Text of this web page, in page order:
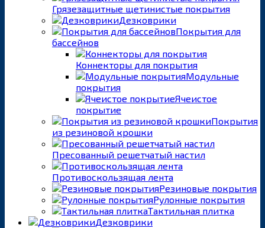
Грязезащитные щетинистые покрытия
Дезковрики
Покрытия для
бассейнов
Коннекторы для покрытия
Модульные
покрытия
Ячеистое
покрытие
Покрытия
из резиновой крошки
Пресованный решетчатый настил
Противоскользящая лента
Резиновые покрытия
Рулонные покрытия
Тактильная плитка
Дезковрики